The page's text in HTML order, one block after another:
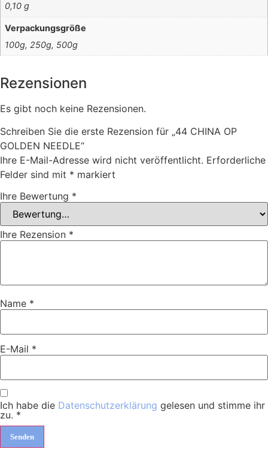
0,10 g
Verpackungsgröße
100g, 250g, 500g
Rezensionen
Es gibt noch keine Rezensionen.
Schreiben Sie die erste Rezension für „44 CHINA OP
GOLDEN NEEDLE“
Ihre E-Mail-Adresse wird nicht veröffentlicht. Erforderliche
Felder sind mit * markiert
Ihre Bewertung *
Ihre Rezension *
Name *
E-Mail *
Ich habe die Datenschutzerklärung gelesen und stimme ihr
zu. *